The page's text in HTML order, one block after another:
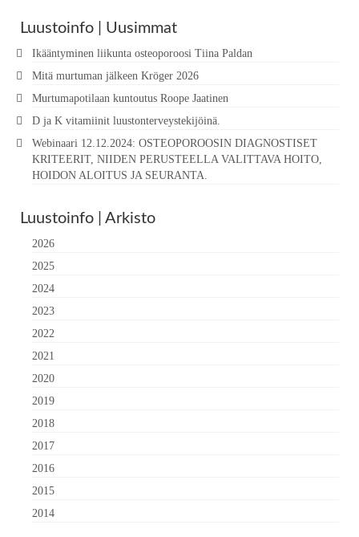
Luustoinfo | Uusimmat
Ikääntyminen liikunta osteoporoosi Tiina Paldan
Mitä murtuman jälkeen Kröger 2026
Murtumapotilaan kuntoutus Roope Jaatinen
D ja K vitamiinit luustonterveystekijöinä.
Webinaari 12.12.2024: OSTEOPOROOSIN DIAGNOSTISET
KRITEERIT, NIIDEN PERUSTEELLA VALITTAVA HOITO,
HOIDON ALOITUS JA SEURANTA.
Luustoinfo | Arkisto
2026
2025
2024
2023
2022
2021
2020
2019
2018
2017
2016
2015
2014